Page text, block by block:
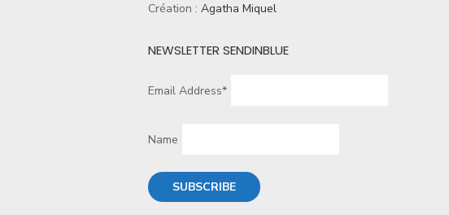
Création : Agatha Miquel
NEWSLETTER SENDINBLUE
Email Address*
Name